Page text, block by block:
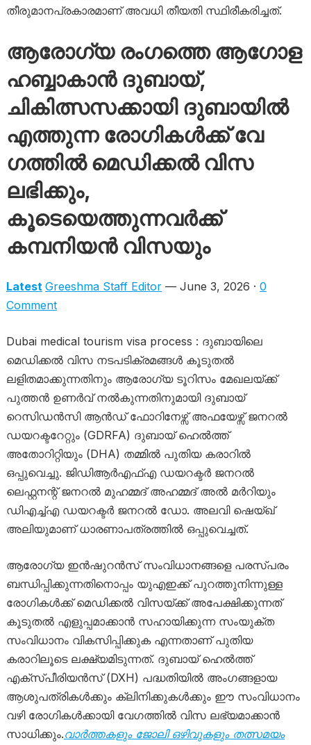
തീരുമാനപ്രകാരമാണ് അവധി തീയതി സ്ഥിരീകരിച്ചത്.
ആരോഗ്യ രംഗത്തെ ആഗോള
ഹബ്ബാകാൻ ദുബായ്,
ചികിത്സസക്കായി ദുബായിൽ
എത്തുന്ന രോ​ഗികൾക്ക് വേ​
ഗത്തിൽ മെഡിക്കൽ വിസ
ലഭിക്കും,
കൂടെയെത്തുന്നവർക്ക്
കമ്പനിയൻ വിസയും
Latest Greeshma Staff Editor— June 3, 2026 · 0
Comment
Dubai medical tourism visa process : ദുബായിലെ
മെഡിക്കൽ വിസ നടപടിക്രമങ്ങൾ കൂടുതൽ
ലളിതമാക്കുന്നതിനും ആരോഗ്യ ടൂറിസം മേഖലയ്ക്ക്
പുത്തൻ ഉണർവ് നൽകുന്നതിനുമായി ദുബായ്
റെസിഡൻസി ആൻഡ് ഫോറിനേഴ്സ് അഫയേഴ്സ് ജനറൽ
ഡയറക്ടറേറ്റും (GDRFA) ദുബായ് ഹെൽത്ത്
അതോറിറ്റിയും (DHA) തമ്മിൽ പുതിയ കരാറിൽ
ഒപ്പുവെച്ചു. ജിഡിആർഎഫ്എ ഡയറക്ടർ ജനറൽ
ലെഫ്റ്റനന്റ് ജനറൽ മുഹമ്മദ് അഹമ്മദ് അൽ മർറിയും
ഡിഎച്ച്എ ഡയറക്ടർ ജനറൽ ഡോ. അലവി ഷെയ്ഖ്
അലിയുമാണ് ധാരണാപത്രത്തിൽ ഒപ്പുവെച്ചത്.
ആരോഗ്യ ഇൻഷുറൻസ് സംവിധാനങ്ങളെ പരസ്പരം
ബന്ധിപ്പിക്കുന്നതിനൊപ്പം യുഎഇക്ക് പുറത്തുനിന്നുള്ള
രോഗികൾക്ക് മെഡിക്കൽ വിസയ്ക്ക് അപേക്ഷിക്കുന്നത്
കൂടുതൽ എളുപ്പമാക്കാൻ സഹായിക്കുന്ന സംയുക്ത
സംവിധാനം വികസിപ്പിക്കുക എന്നതാണ് പുതിയ
കരാറിലൂടെ ലക്ഷ്യമിടുന്നത്. ദുബായ് ഹെൽത്ത്
എക്സ്പീരിയൻസ് (DXH) പദ്ധതിയിൽ അംഗങ്ങളായ
ആശുപത്രികൾക്കും ക്ലിനിക്കുകൾക്കും ഈ സംവിധാനം
വഴി രോഗികൾക്കായി വേഗത്തിൽ വിസ ലഭ്യമാക്കാൻ
സാധിക്കും.വാർത്തകളും ജോലി ഒഴിവുകളും തത്സമയം